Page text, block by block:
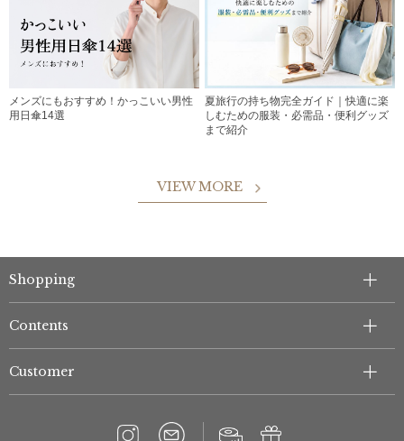
メンズにもおすすめ！かっこいい男性
用日傘14選
夏旅行の持ち物完全ガイド｜快適に楽
しむための服装・必需品・便利グッズ
まで紹介
VIEW MORE
Shopping
Contents
Customer